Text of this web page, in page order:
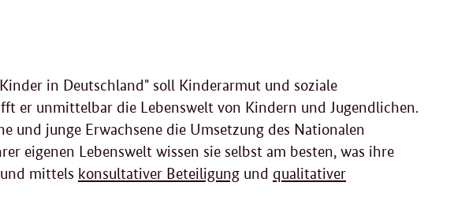
in Deutschland" soll Kinderarmut und soziale
er unmittelbar die Lebenswelt von Kindern und Jugendlichen.
und junge Erwachsene die Umsetzung des Nationalen
eigenen Lebenswelt wissen sie selbst am besten, was ihre
mittels konsultativer Beteiligung und qualitativer